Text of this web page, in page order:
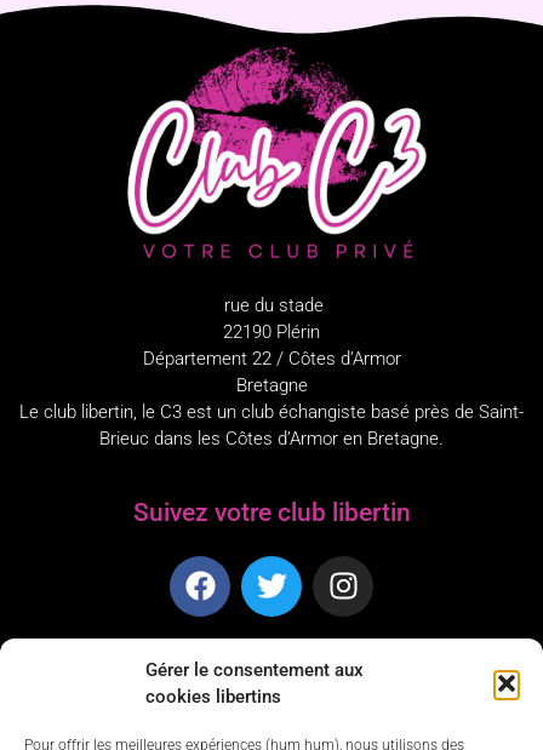
Gérer le consentement aux
cookies libertins
Pour offrir les meilleures expériences (hum hum), nous utilisons des
rue du stade
22190 Plérin
Département 22 / Côtes d’Armor
Bretagne
Le club libertin, le C3 est un club échangiste basé près de Saint-
Brieuc dans les Côtes d’Armor en Bretagne.
Suivez votre club libertin
Dress Code
Dress Code pour les soirées du vendredi et samedi :